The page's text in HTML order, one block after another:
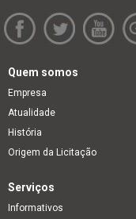
Quem somos
Empresa
Atualidade
História
Origem da Licitação
Serviços
Informativos